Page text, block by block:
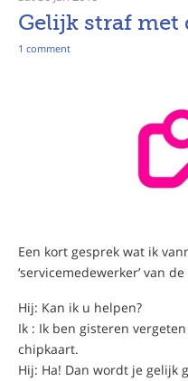
Gelijk straf met
1 comment
Een kort gesprek wat ik
‘servicemedewerker’ van
Hij: Kan ik u helpen?
Ik : Ik ben gisteren
chipkaart.
Hij: Ha! Dan wordt je gelijk